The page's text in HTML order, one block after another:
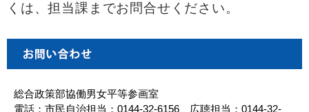
くは、担当課までお問合せください。
総合政策部協働男女平等参画室
電話：市民自治担当：0144-32-6156、広聴担当：0144-32-